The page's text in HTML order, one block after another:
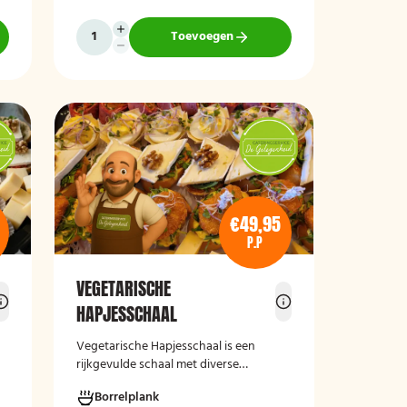
vegan roomkaas en geroosterde
groenten, crostini’s en andere
smaakvolle borrelhapjes die direct
Toevoegen
€49,95
P.P
VEGETARISCHE
HAPJESSCHAAL
Vegetarische Hapjesschaalis een
rijkgevulde schaal met diverse
ideaal voor feestjes, recepties,
Borrelplank